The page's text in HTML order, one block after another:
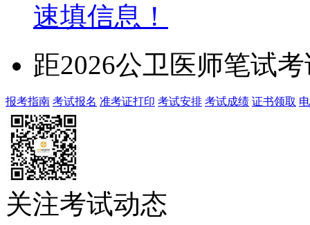
速填信息！
距2026公卫医师笔试
报考指南 考试报名 准考证打印 考试安排 考试成绩 证书领取
关注考试动态